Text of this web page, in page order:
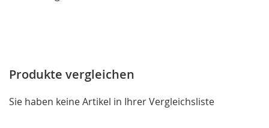
Produkte vergleichen
Sie haben keine Artikel in Ihrer Vergleichsliste